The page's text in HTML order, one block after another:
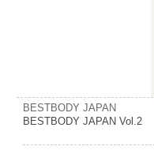
BESTBODY JAPAN
BESTBODY JAPAN Vol.2